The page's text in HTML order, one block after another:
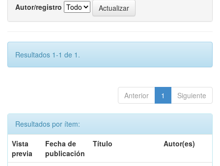
Autor/registro
Resultados 1-1 de 1.
Anterior 1 Siguiente
Resultados por ítem:
Vista
previa
Fecha de
publicación
Título Autor(es)